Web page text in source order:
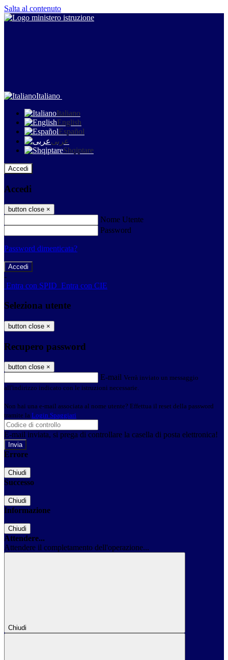
Salta al contenuto
Italiano
Italiano
English
Español
عربى
Shqiptare
Accedi
Accedi
button close ×
Nome Utente
Password
Password dimenticata?
-
Entra con SPID Entra con CIE
Seleziona utente
button close ×
Recupero password
button close ×
E-mail Verrà inviato un messaggio
all'indirizzo indicato con le istruzioni necessarie.
Non hai una e-mail associata al nome utente? Effettua il reset della password
tramite la Login Spaggiari
E-mail inviata, si prega di controllare la casella di posta elettronica!
Errore
Chiudi
Successo
Chiudi
Informazione
Chiudi
Attendere...
Attendere il completamento dell'operazione...
Chiudi